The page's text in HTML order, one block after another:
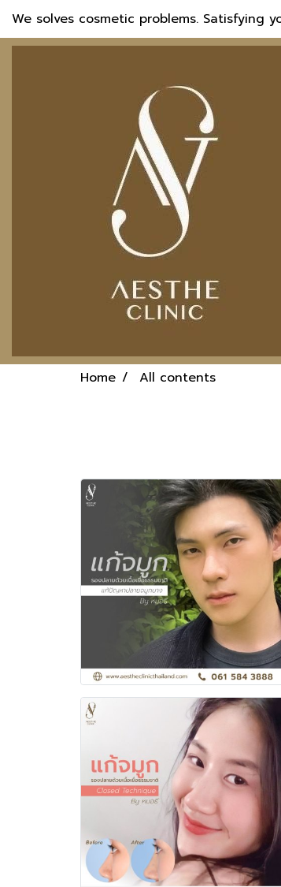
We solves cosmetic problems. Satisfying
Home All contents